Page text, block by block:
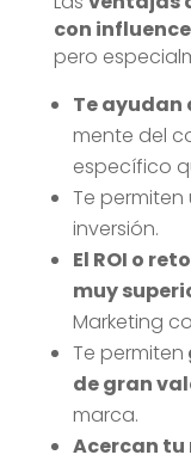
con
pero
Te ayudan
mente del
específico
Te permiten
inversión.
El ROI o
muy
Marketing
Te permiten
de gran
marca.
Acercan